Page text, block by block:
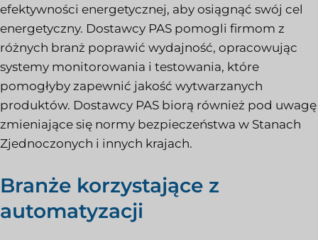
efektywności energetycznej, aby osiągnąć swój cel
energetyczny. Dostawcy PAS pomogli firmom z
różnych branż poprawić wydajność, opracowując
systemy monitorowania i testowania, które
pomogłyby zapewnić jakość wytwarzanych
produktów. Dostawcy PAS biorą również pod uwagę
zmieniające się normy bezpieczeństwa w Stanach
Zjednoczonych i innych krajach.
Branże korzystające z
automatyzacji